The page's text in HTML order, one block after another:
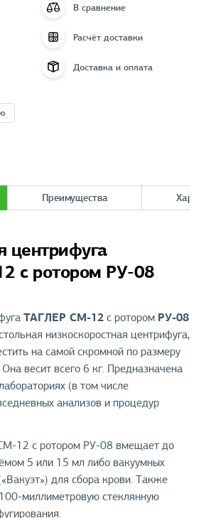
В сравнение
Расчёт доставки
Доставка и оплата
Преимущества
центрифуга
с ротором РУ-08
ТАГЛЕР СМ-12 с ротором РУ-08
низкоскоростная центрифуга,
на самой скромной по размеру
весит всего 6 кг. Предназначена
(в том числе
анализов и процедур
12 с ротором РУ-08 вмещает до
5 или 15 мл либо вакуумных
для сбора крови. Также
миллиметровую стеклянную